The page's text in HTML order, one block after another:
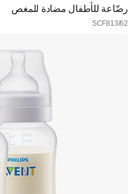
رضّاعة للأطفال مضادة للمغص
SCF813/62